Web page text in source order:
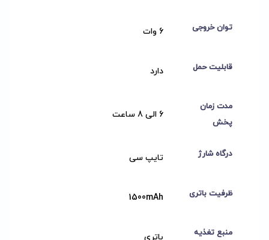
توان خروجی 6 وات
قابلیت حمل دارد
مدت زمان
پخش
6 الی 8 ساعت
درگاه شارژ تایپ سی
ظرفیت باتری 1500mAh
منبع تغذیه باتری